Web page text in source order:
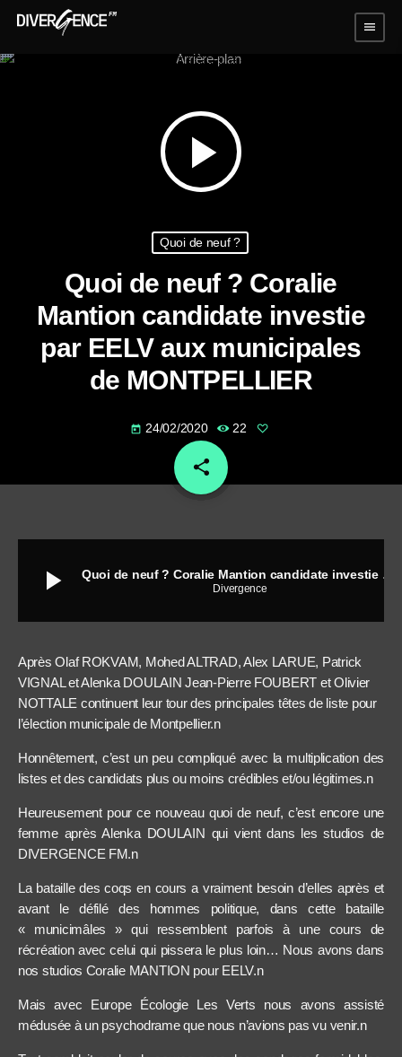
menu
play_arrow
Quoi de neuf ?
Quoi de neuf ? Coralie
Mantion candidate investie
par EELV aux municipales
de MONTPELLIER
today 24/02/2020 22
share
email
play_arrow Quoi de neuf ? Coralie Mantion candidate investie par EELV aux municipales de MONTPELLIER
Divergence
Après Olaf ROKVAM, Mohed ALTRAD, Alex LARUE, Patrick
VIGNAL et Alenka DOULAIN Jean-Pierre FOUBERT et Olivier
NOTTALE continuent leur tour des principales têtes de liste pour
l’élection municipale de Montpellier.n
Honnêtement, c’est un peu compliqué avec la multiplication des
listes et des candidats plus ou moins crédibles et/ou légitimes.n
Heureusement pour ce nouveau quoi de neuf, c’est encore une
femme après Alenka DOULAIN qui vient dans les studios de
DIVERGENCE FM.n
La bataille des coqs en cours a vraiment besoin d’elles après et
avant le défilé des hommes politique, dans cette bataille
« municimâles » qui ressemblent parfois à une cours de
récréation avec celui qui pissera le plus loin… Nous avons dans
nos studios Coralie MANTION pour EELV.n
Mais avec Europe Écologie
Les Verts nous avons assisté
médusée à un psychodrame que nous n’avions pas vu venir.n